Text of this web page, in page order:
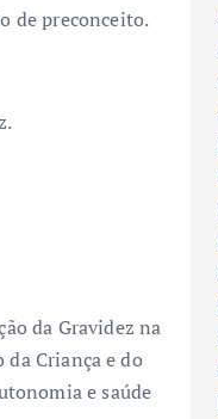
de preconceito.
da Gravidez na
Criança e do
e saúde